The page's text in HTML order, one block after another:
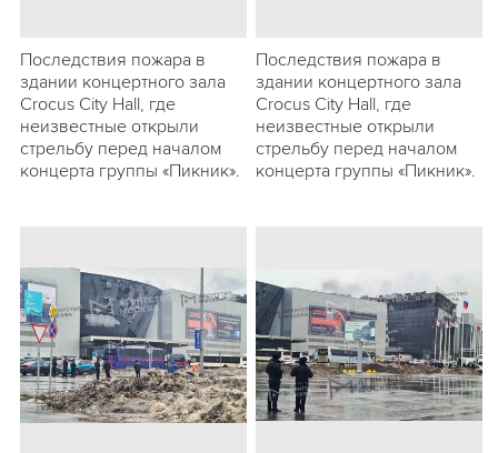
Последствия пожара в
здании концертного зала
Crocus City Hall, где
неизвестные открыли
стрельбу перед началом
концерта группы «Пикник».
Последствия пожара в
здании концертного зала
Crocus City Hall, где
неизвестные открыли
стрельбу перед началом
концерта группы «Пикник».